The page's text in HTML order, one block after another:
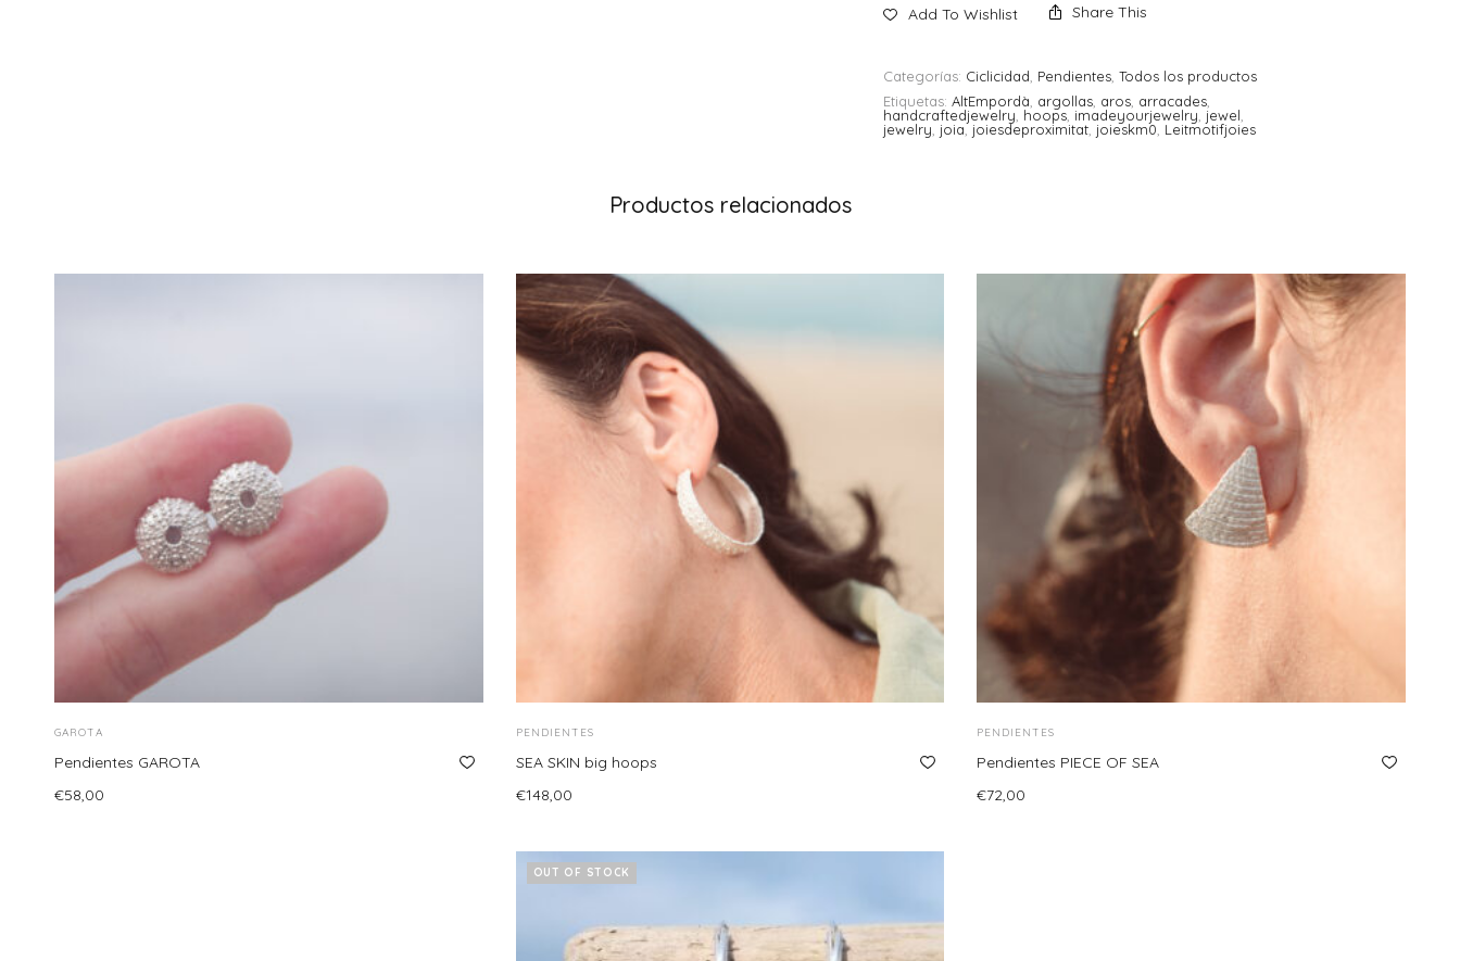
Add To Wishlist Share This
Categorías: Ciclicidad, Pendientes,Todos los productos
Etiquetas:AltEmpordà, argollas, aros, arracades,
handcraftedjewelry, hoops, imadeyourjewelry, jewel,
jewelry, joia, joiesdeproximitat, joieskm0, Leitmotifjoies
Productos relacionados
GAROTA
Pendientes GAROTA
€58,00
PENDIENTES
SEA SKIN big hoops
€148,00
PENDIENTES
Pendientes PIECE OF SEA
€72,00
OUT OF STOCK